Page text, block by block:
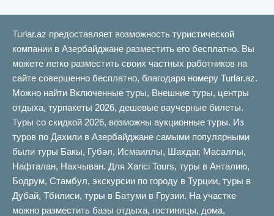
Turlar.az предоставляет возможность туристической
компании в Азербайджане разместить его бесплатно. Вы
можете легко разместить своих частных работников на
сайте совершенно бесплатно, благодаря номеру Turlar.az.
Можно найти Включенные туры, Внешние туры, центры
отдыха, турпакеты 2026, дешевые ваучерные билеты.
Туры со скидкой 2026, возможны аукционные туры. Из
туров по Дахили в Азербайджане самыми популярными
были туры Бакы, Губəл, Исмаиллы, Шахдаг, Масаллы,
Нафталан, Нахчыван. Для Xarici Tours, туры в Анталию,
Бодрум, Стамбул, экскурсии по городу в Турции, туры в
Дубай, Тбилиси, туры в Батуми в Грузии. На участке
можно разместить базы отдыха, гостиницы, дома,